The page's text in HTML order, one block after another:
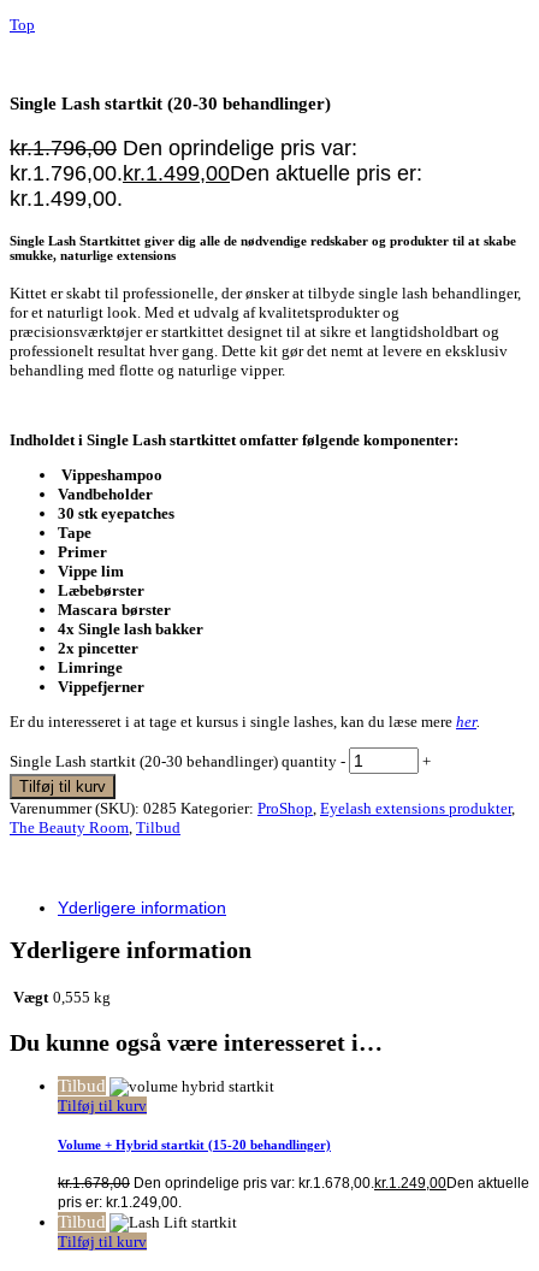
Top
Single Lash startkit (20-30 behandlinger)
kr.1.796,00 Den oprindelige pris var:
kr.1.796,00.kr.1.499,00Den aktuelle pris er:
kr.1.499,00.
Single Lash Startkittet giver dig alle de nødvendige redskaber og produkter til at skabe
smukke, naturlige extensions
Kittet er skabt til professionelle, der ønsker at tilbyde single lash behandlinger,
for et naturligt look. Med et udvalg af kvalitetsprodukter og
præcisionsværktøjer er startkittet designet til at sikre et langtidsholdbart og
professionelt resultat hver gang. Dette kit gør det nemt at levere en eksklusiv
behandling med flotte og naturlige vipper.
Indholdet i Single Lash startkittet omfatter følgende komponenter:
Vippeshampoo
Vandbeholder
30 stk eyepatches
Tape
Primer
Vippe lim
Læbebørster
Mascara børster
4x Single lash bakker
2x pincetter
Limringe
Vippefjerner
Er du interesseret i at tage et kursus i single lashes, kan du læse mere her.
Single Lash startkit (20-30 behandlinger) quantity -
+
Tilføj til kurv
Varenummer (SKU): 0285 Kategorier: ProShop, Eyelash extensions produkter,
The Beauty Room, Tilbud
Yderligere information
Yderligere information
Vægt 0,555 kg
Du kunne også være interesseret i…
Tilbud
Tilføj til kurv
Volume + Hybrid startkit (15-20 behandlinger)
kr.1.678,00 Den oprindelige pris var: kr.1.678,00.kr.1.249,00Den aktuelle
pris er: kr.1.249,00.
Tilbud
Tilføj til kurv